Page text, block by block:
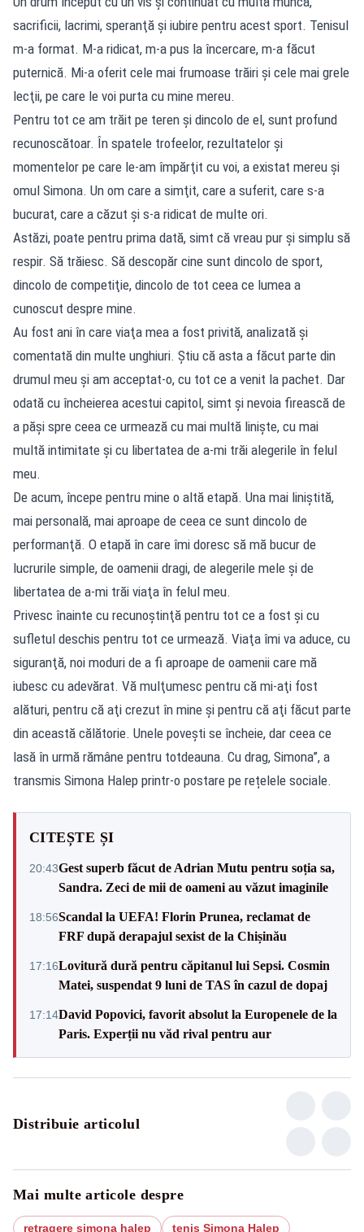
sacrificii, lacrimi, speranţă şi iubire pentru acest sport. Tenisul
m-a format. M-a ridicat, m-a pus la încercare, m-a făcut
puternică. Mi-a oferit cele mai frumoase trăiri şi cele mai grele
lecţii, pe care le voi purta cu mine mereu.
Pentru tot ce am trăit pe teren şi dincolo de el, sunt profund
recunoscătoar. În spatele trofeelor, rezultatelor şi
momentelor pe care le-am împărţit cu voi, a existat mereu şi
omul Simona. Un om care a simţit, care a suferit, care s-a
bucurat, care a căzut şi s-a ridicat de multe ori.
Astăzi, poate pentru prima dată, simt că vreau pur şi simplu să
respir. Să trăiesc. Să descopăr cine sunt dincolo de sport,
dincolo de competiţie, dincolo de tot ceea ce lumea a
cunoscut despre mine.
Au fost ani în care viaţa mea a fost privită, analizată şi
comentată din multe unghiuri. Ştiu că asta a făcut parte din
drumul meu şi am acceptat-o, cu tot ce a venit la pachet. Dar
odată cu încheierea acestui capitol, simt şi nevoia firească de
a păşi spre ceea ce urmează cu mai multă linişte, cu mai
multă intimitate şi cu libertatea de a-mi trăi alegerile în felul
meu.
De acum, începe pentru mine o altă etapă. Una mai liniştită,
mai personală, mai aproape de ceea ce sunt dincolo de
performanţă. O etapă în care îmi doresc să mă bucur de
lucrurile simple, de oamenii dragi, de alegerile mele şi de
libertatea de a-mi trăi viaţa în felul meu.
Privesc înainte cu recunoştinţă pentru tot ce a fost şi cu
sufletul deschis pentru tot ce urmează. Viaţa îmi va aduce, cu
siguranţă, noi moduri de a fi aproape de oamenii care mă
iubesc cu adevărat. Vă mulţumesc pentru că mi-aţi fost
alături, pentru că aţi crezut în mine şi pentru că aţi făcut parte
din această călătorie. Unele poveşti se încheie, dar ceea ce
lasă în urmă rămâne pentru totdeauna. Cu drag, Simona”, a
transmis Simona Halep printr-o postare pe rețelele sociale.
CITEȘTE ȘI
20:43Gest superb făcut de Adrian Mutu pentru soția sa,
Sandra. Zeci de mii de oameni au văzut imaginile
18:56Scandal la UEFA! Florin Prunea, reclamat de
FRF după derapajul sexist de la Chișinău
17:16Lovitură dură pentru căpitanul lui Sepsi. Cosmin
Matei, suspendat 9 luni de TAS în cazul de dopaj
17:14David Popovici, favorit absolut la Europenele de la
Paris. Experții nu văd rival pentru aur
Distribuie articolul
Mai multe articole despre
retragere simona halep tenis Simona Halep